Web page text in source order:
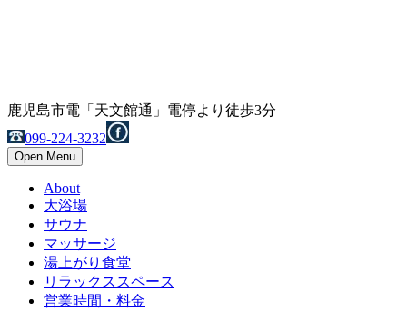
鹿児島市電「天文館通」電停より徒歩3分
099-224-3232
Open Menu
About
大浴場
サウナ
マッサージ
湯上がり食堂
リラックススペース
営業時間・料金